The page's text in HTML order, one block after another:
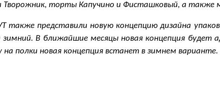
Творожник, торты Капучино и Фисташковый, а также
также представили новую концепцию дизайна
В ближайшие месяцы новая концепция
полки новая концепция встанет в зимнем варианте.